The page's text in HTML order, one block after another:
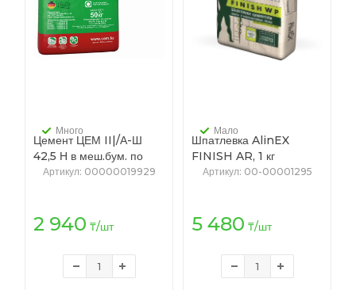
Цемент ЦЕМ II|/А-Ш
42,5 Н в меш.бум. по
50кг
Много
Артикул: 00000019929
2 940 ₸/шт
Шпатлевка AlinEX
FINISH AR, 1 кг
(полимерная,
Мало
Артикул: 00-00001295
5 480 ₸/шт